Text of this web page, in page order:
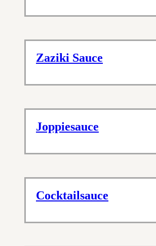
Zaziki Sauce
Joppiesauce
Cocktailsauce